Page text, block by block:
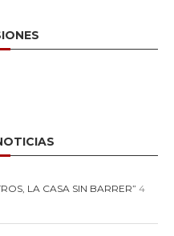
LA CASA SIN BARRER” 4